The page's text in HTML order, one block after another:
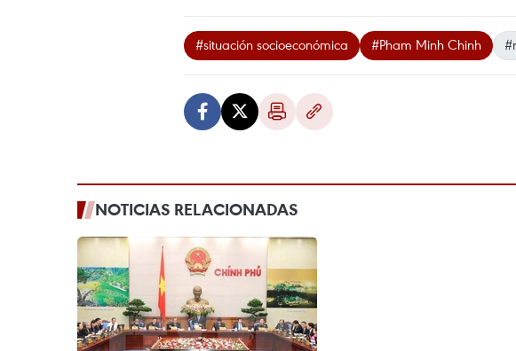
#situación socioeconómica #Pham Minh Chinh
NOTICIAS RELACIONADAS